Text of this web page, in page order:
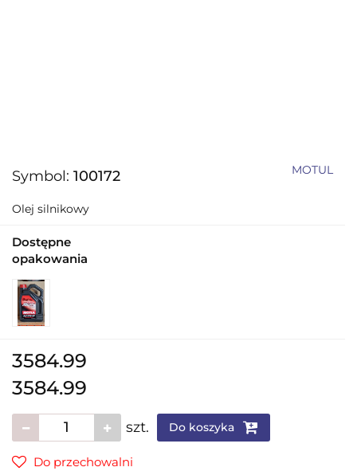
Symbol: 100172 MOTUL
Olej silnikowy
Dostępne
opakowania
3584.99
3584.99
szt. Do koszyka
Do przechowalni